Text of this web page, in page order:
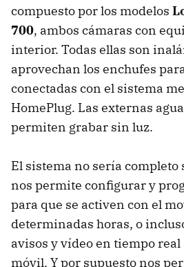
compuesto por los modelos
700, ambos cámaras con
interior. Todas ellas son
aprovechan los enchufes
conectadas con el sistema
HomePlug. Las externas
permiten grabar sin luz.
El sistema no sería completo
nos permite configurar y
para que se activen con el
determinadas horas, o
avisos y vídeo en tiempo
móvil. Y por supuesto nos